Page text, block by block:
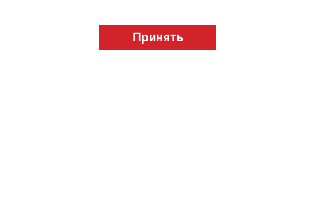
Принять